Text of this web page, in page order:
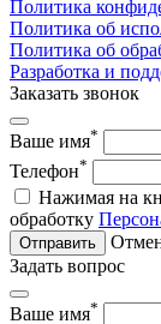
Политика
Политика об
Политика об
Разработка и
Заказать звонок
Ваше имя*
Телефон*
Нажимая на
обработку
Отправить
Задать вопрос
Ваше имя*